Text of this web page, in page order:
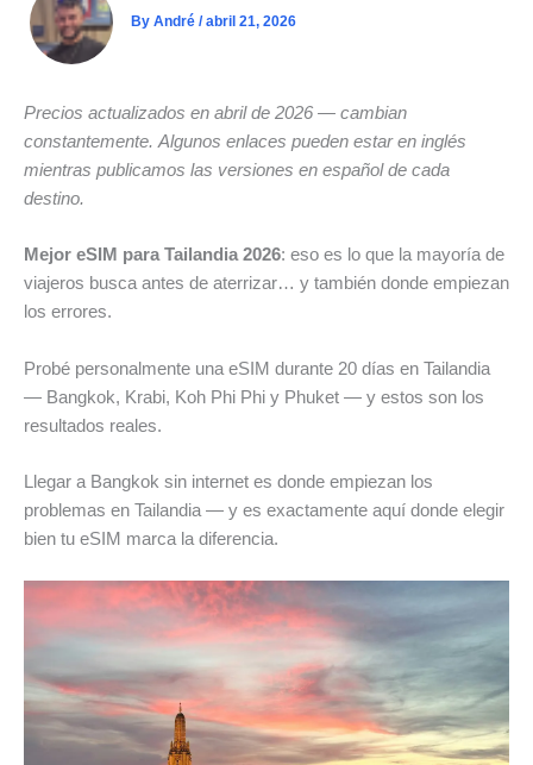
By André /abril 21, 2026
Precios actualizados en abril de 2026 — cambian
constantemente. Algunos enlaces pueden estar en inglés
mientras publicamos las versiones en español de cada
destino.
Mejor eSIM para Tailandia 2026: eso es lo que la mayoría de
viajeros busca antes de aterrizar… y también donde empiezan
los errores.
Probé personalmente una eSIM durante 20 días en Tailandia
— Bangkok, Krabi, Koh Phi Phi y Phuket — y estos son los
resultados reales.
Llegar a Bangkok sin internet es donde empiezan los
problemas en Tailandia — y es exactamente aquí donde elegir
bien tu eSIM marca la diferencia.